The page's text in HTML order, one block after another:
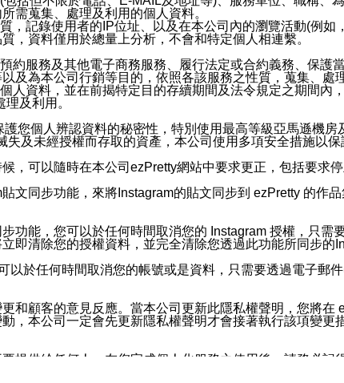
需蒐集、處理及利用的個人資料。
，記錄使用者的IP位址、以及在本公司內的瀏覽活動(例
，資料僅用於總量上分析，不會和特定個人相連繫。
約服務及其他電子商務服務、履行法定或合約義務、保
及為本公司行銷等目的，依照各該服務之性質，蒐集、處
人資料，並在前揭特定目的存續期間及法令規定之期間內
及利用。
您個人辨認資料的秘密性，特別使用最高等級亞馬遜機
及未經授權而存取的資產，本公司使用多項安全措施以
，可以隨時在本公司ezPretty網站中要求更正，包括要求停
文同步功能，來將Instagram的貼文同步到 ezPretty 的作
功能，您可以於任何時間取消您的 Instagram 授權，只
即清除您的授權資料，並完全清除您透過此功能所同步的
以於任何時間取消您的帳號或是資料，只需要透過電子郵
和顧客的意見反應。當本公司更新此隱私權聲明，您將
，本公司一定會先更新隱私權聲明才會接著執行該項變
提供給任何人。在您完成個人化服務之使用後，請務必
關管理區。